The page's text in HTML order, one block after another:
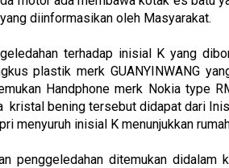
diinformasikan oleh Masyarakat.
terhadap inisial K yang
plastik merk GUANYINWANG
Handphone merk Nokia type
kristal bening tersebut didapat dari
menyuruh inisial K menunjukkan
penggeledahan ditemukan didalam